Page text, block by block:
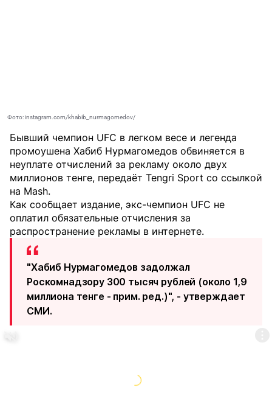
Фото: instagram.com/khabib_nurmagomedov/
Бывший чемпион UFC в легком весе и легенда
промоушена Хабиб Нурмагомедов обвиняется в
неуплате отчислений за рекламу около двух
миллионов тенге, передаёт Tengri Sport со ссылкой
на Mash.
Как сообщает издание, экс-чемпион UFC не
оплатил обязательные отчисления за
распространение рекламы в интернете.
"Хабиб Нурмагомедов задолжал
Роскомнадзору 300 тысяч рублей (около 1,9
миллиона тенге - прим. ред.)", - утверждает
СМИ.